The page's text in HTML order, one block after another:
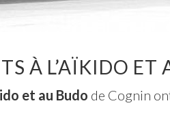
À L’AÏKIDO ET
et au Budo de Cognin